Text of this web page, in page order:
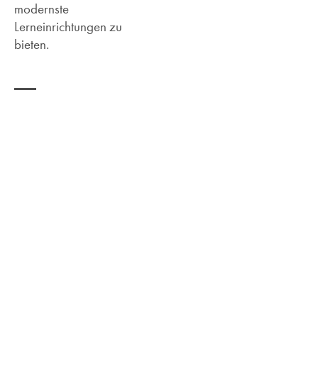
modernste
Lerneinrichtungen zu
bieten.